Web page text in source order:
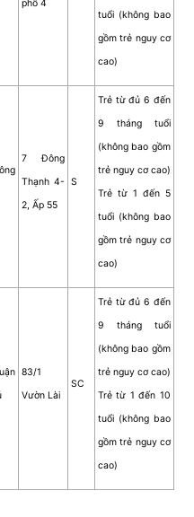
phố 4
tuổi (không bao
gồm trẻ nguy cơ
cao)
7 Đông
Thạnh 4-
2, Ấp 55
S
Trẻ từ đủ 6 đến
9 tháng tuổi
(không bao gồm
trẻ nguy cơ cao)
Trẻ từ 1 đến 5
tuổi (không bao
gồm trẻ nguy cơ
cao)
83/1
Vườn Lài
SC
Trẻ từ đủ 6 đến
9 tháng tuổi
(không bao gồm
trẻ nguy cơ cao)
Trẻ từ 1 đến 10
tuổi (không bao
gồm trẻ nguy cơ
cao)